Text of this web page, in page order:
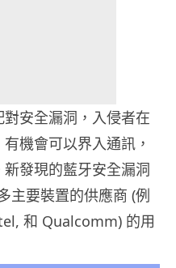
安全漏洞，入侵者在
機會可以界入通訊，
發現的藍牙安全漏洞
主要裝置的供應商 (例
和 Qualcomm) 的用